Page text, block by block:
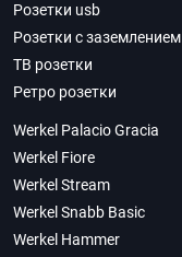
Розетки usb
Розетки с заземлением
ТВ розетки
Ретро розетки
Werkel Palacio Gracia
Werkel Fiore
Werkel Stream
Werkel Snabb Basic
Werkel Hammer